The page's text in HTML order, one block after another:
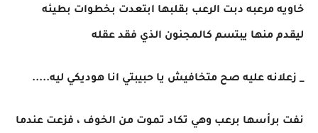
خاويه مرعبه دبت الرعب بقلبها ابتعدت بخطوات بطيئه
ليقدم منها يبتسم كالمجنون الذي فقد عقله
_ زعلانه عليه صح متخافيش يا حبيبتي انا هوديكي ليه.....
نفت برأسها برعب وهي تكاد تموت من الخوف ، فزعت عندما